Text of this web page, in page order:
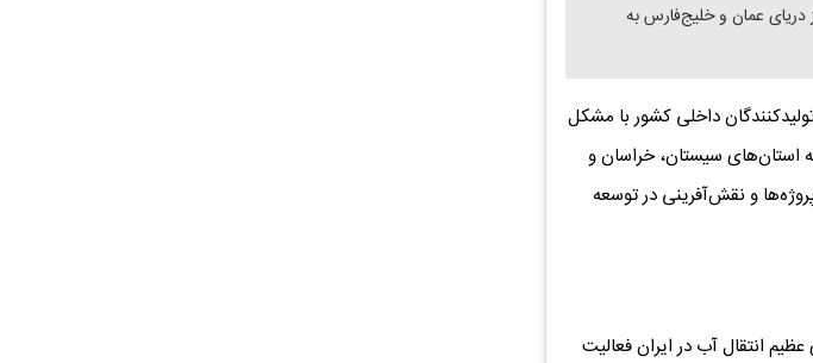
دریای عمان و خلیج‌فارس به
داخلی کشور با مشکل
استان‌های سیستان، خراسان و
و نقش‌آفرینی در توسعه
انتقال آب در ایران فعالیت